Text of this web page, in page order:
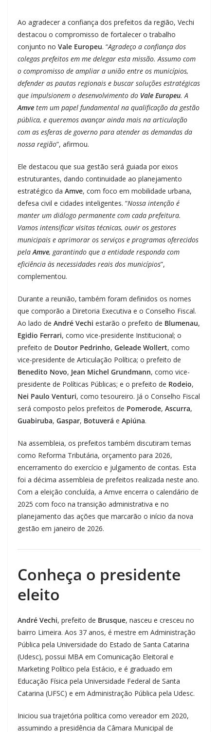
Ao agradecer a confiança dos prefeitos da região, Vechi
destacou o compromisso de fortalecer o trabalho
conjunto no Vale Europeu. “Agradeço a confiança dos
colegas prefeitos em me delegar esta missão. Assumo com
o compromisso de ampliar a união entre os municípios,
defender as pautas regionais e buscar soluções estratégicas
que impulsionem o desenvolvimento do Vale Europeu. A
Amve tem um papel fundamental na qualificação da gestão
pública, e queremos avançar ainda mais na articulação
com as esferas de governo para atender as demandas da
nossa região”, afirmou.
Ele destacou que sua gestão será guiada por eixos
estruturantes, dando continuidade ao planejamento
estratégico da Amve, com foco em mobilidade urbana,
defesa civil e cidades inteligentes. “Nossa intenção é
manter um diálogo permanente com cada prefeitura.
Vamos intensificar visitas técnicas, ouvir os gestores
municipais e aprimorar os serviços e programas oferecidos
pelaAmve, garantindo que a entidade responda com
eficiência às necessidades reais dos municípios”,
complementou.
Durante a reunião, também foram definidos os nomes
que comporão a Diretoria Executiva e o Conselho Fiscal.
Ao lado de André Vechi estarão o prefeito de Blumenau,
Egidio Ferrari, como vice-presidente Institucional; o
prefeito de Doutor Pedrinho, Geleade Wollert, como
vice-presidente de Articulação Política; o prefeito de
Benedito Novo, Jean Michel Grundmann, como vice-
presidente de Políticas Públicas; e o prefeito de Rodeio,
Nei Paulo Venturi, como tesoureiro. Já o Conselho Fiscal
será composto pelos prefeitos de Pomerode, Ascurra,
Guabiruba, Gaspar, Botuverá e Apiúna.
Na assembleia, os prefeitos também discutiram temas
como Reforma Tributária, orçamento para 2026,
encerramento do exercício e julgamento de contas. Esta
foi a décima assembleia de prefeitos realizada neste ano.
Com a eleição concluída, a Amve encerra o calendário de
2025 com foco na transição administrativa e no
planejamento das ações que marcarão o início da nova
gestão em janeiro de 2026.
Conheça o presidente
eleito
André Vechi, prefeito de Brusque, nasceu e cresceu no
bairro Limeira. Aos 37 anos, é mestre em Administração
Pública pela Universidade do Estado de Santa Catarina
(Udesc), possui MBA em Comunicação Eleitoral e
Marketing Político pela Estácio, e é graduado em
Educação Física pela Universidade Federal de Santa
Catarina (UFSC) e em Administração Pública pela Udesc.
Iniciou sua trajetória política como vereador em 2020,
assumindo a presidência da Câmara Municipal de